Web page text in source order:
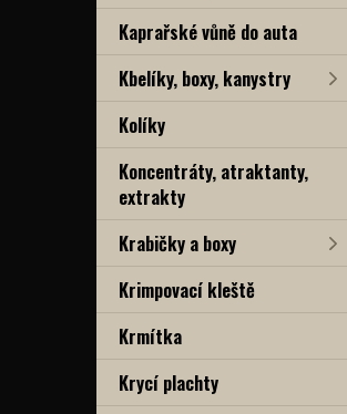
Kaprařské vůně do auta
Kbelíky, boxy, kanystry
Kolíky
Koncentráty, atraktanty,
extrakty
Krabičky a boxy
Krimpovací kleště
Krmítka
Krycí plachty